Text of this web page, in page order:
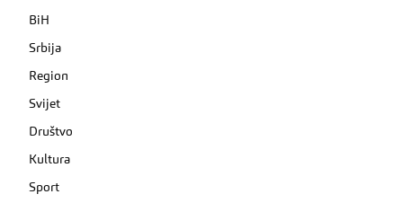
BiH
Srbija
Region
Svijet
Društvo
Kultura
Sport